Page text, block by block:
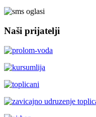
Naši prijatelji